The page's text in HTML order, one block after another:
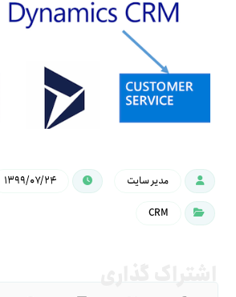
مدیر سایت ۱۳۹۹/۰۷/۲۴
CRM